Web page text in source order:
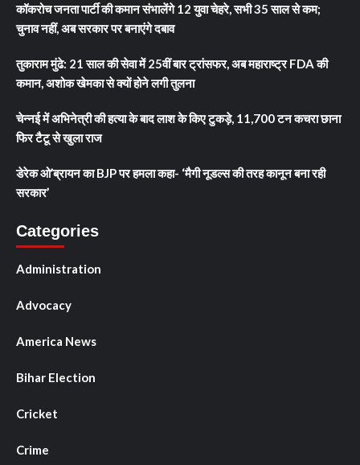
कॉकरोच जनता पार्टी की कमान संभालेंगे 12 युवा चेहरे, सभी 35 साल से कम;
चुनाव नहीं, अब सरकार पर बनाएंगे दबाव
तुकाराम मुंढे: 21 साल की सेवा में 25वीं बार ट्रांसफर, अब महाराष्ट्र FDA की
कमान, अशोक खेमका से क्यों होने लगी तुलना
चेन्नई में अभिनेत्री की हत्या के बाद लाश के किए टुकड़े, 11,700 टन कचरा छाना
फिर टैटू से खुला राज
डेरेक ओ’ब्रायन का BJP पर हमला कहा- ‘मैगी नूडल्स की तरह कानून बना रही
सरकार’
Categories
Administration
Advocacy
America News
Bihar Election
Cricket
Crime